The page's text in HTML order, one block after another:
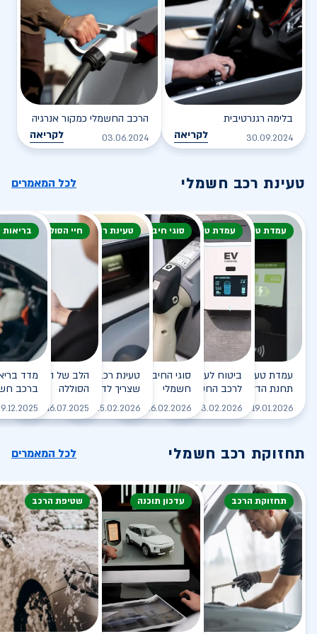
בלימה רגנרטיבית
30.09.2024 לקריאה
הרכב החשמלי כמקור אנרגיה
03.06.2024 לקריאה
טעינת רכב חשמלי לכל המאמרים
עמדת טעינה
עמדת טעינה - הסוף של
תחנת הדלק?
19.01.2026 לקריאה
עמדת טעינה
ביטוח לעמדת טעינה ביתית
לרכב החשמלי
03.02.2026 לקריאה
סוגי חיבור
סוגי החיבורים לטעינת רכב
חשמלי
26.02.2026 לקריאה
טעינת רכב חשמלי
טעינת רכב חשמלי - כל מה
שצריך לדעת
25.02.2026 לקריאה
חיי הסוללה
הלב של הרכב
הסוללה
16.07.2025
ברכב
תחזוקת רכב חשמלי לכל המאמרים
תחזוקת הרכב עדכון תוכנה שטיפת הרכב